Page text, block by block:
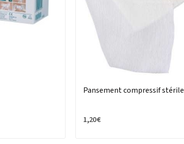
Pansement compressif stérile
1,20 €